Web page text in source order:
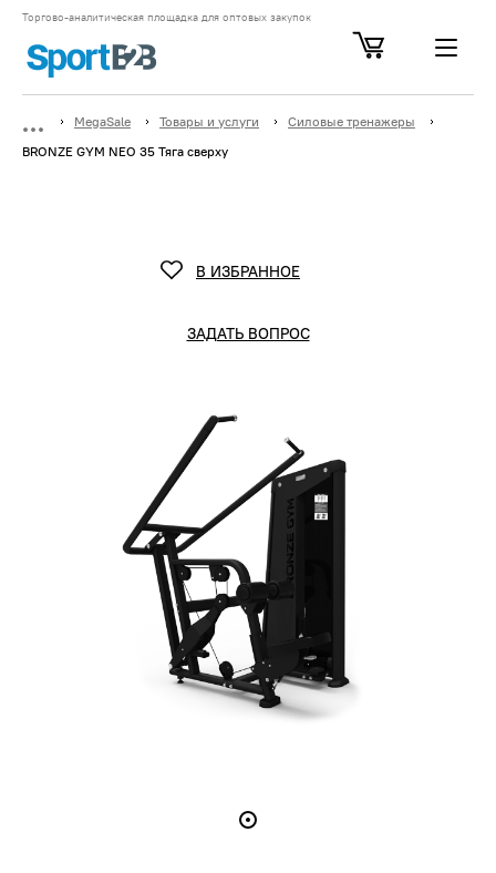
Торгово-аналитическая площадка для оптовых закупок
MegaSale Товары и услуги
Силовые тренажеры
BRONZE GYM NEO 35 Тяга сверху
В ИЗБРАННОЕ
ЗАДАТЬ ВОПРОС